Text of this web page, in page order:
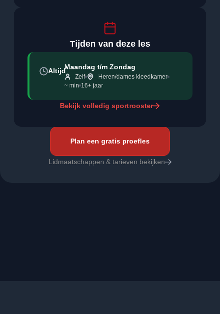
Tijden van deze les
AltijdMaandag t/m Zondag
Zelf
Heren/dames kleedkamer
~ min 16+ jaar
Bekijk volledig sportrooster
Plan een gratis proefles
Lidmaatschappen & tarieven bekijken